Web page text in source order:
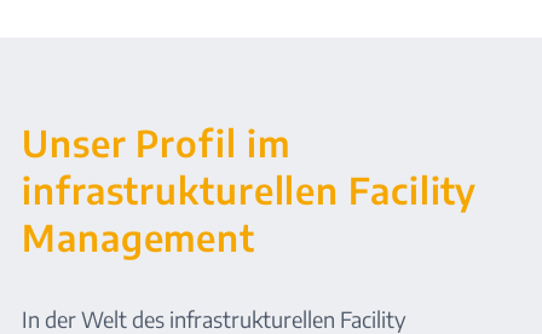
Unser Profil im
infrastrukturellen Facility
Management
In der Welt des infrastrukturellen Facility